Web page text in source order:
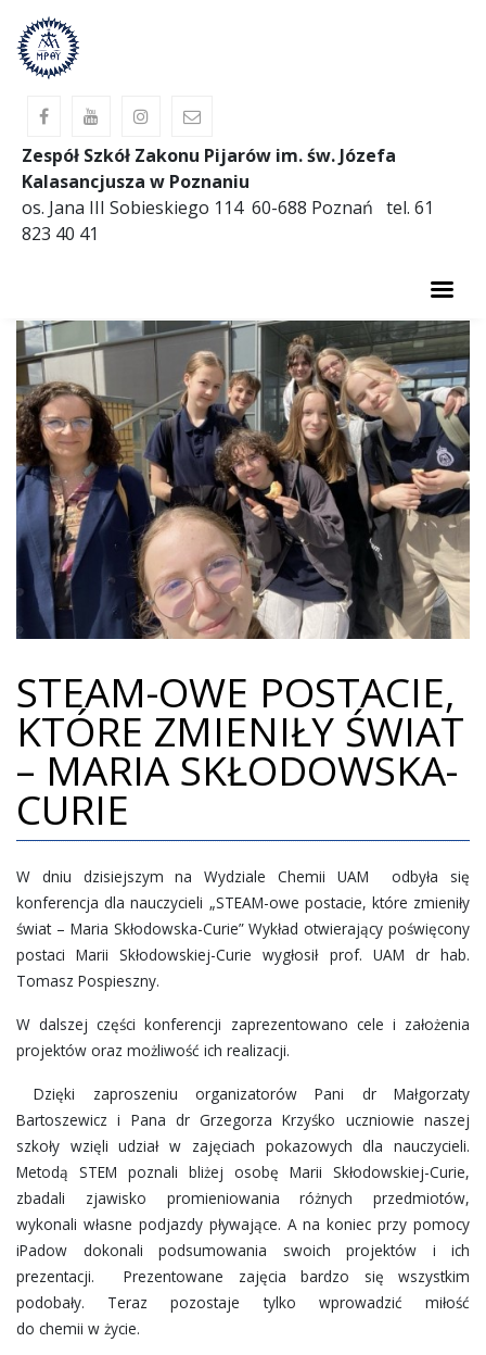
Zespół Szkół Zakonu Pijarów im. św. Józefa
Kalasancjusza w Poznaniu
os. Jana III Sobieskiego 114 60-688 Poznań tel. 61
823 40 41
AKTUALNOŚCI
O SZKOLE
PREWENCJA
OBIADY
BIBLIOTEKA
RADA RODZICÓW
PLAN LEKCJI
MY I NASZE SUKCESY
WSPIERAJ NAS
POZNAŃSKI BIEG JOŃCA
REKRUTACJA
KONTAKT
20 LECIE SZKOŁY
STEAM-OWE POSTACIE,
KTÓRE ZMIENIŁY ŚWIAT
– MARIA SKŁODOWSKA-
CURIE
W dniu dzisiejszym na Wydziale Chemii UAM odbyła się
konferencja dla nauczycieli „STEAM-owe postacie, które zmieniły
świat – Maria Skłodowska-Curie” Wykład otwierający poświęcony
postaci Marii Skłodowskiej-Curie wygłosił prof. UAM dr hab.
Tomasz Pospieszny.
W dalszej części konferencji zaprezentowano cele i założenia
projektów oraz możliwość ich realizacji.
Dzięki zaproszeniu organizatorów Pani dr Małgorzaty
Bartoszewicz i Pana dr Grzegorza Krzyśko uczniowie naszej
szkoły wzięli udział w zajęciach pokazowych dla nauczycieli.
Metodą STEM poznali bliżej osobę Marii Skłodowskiej-Curie,
zbadali zjawisko promieniowania różnych przedmiotów,
wykonali własne podjazdy pływające. A na koniec przy pomocy
iPadow dokonali podsumowania swoich projektów i ich
prezentacji. Prezentowane zajęcia bardzo się wszystkim
podobały. Teraz pozostaje tylko wprowadzić miłość
do chemii w życie.